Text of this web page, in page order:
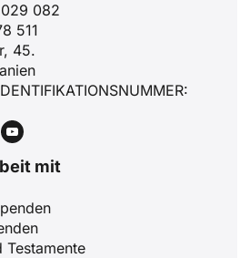
082
511
45.
mit
Testamente